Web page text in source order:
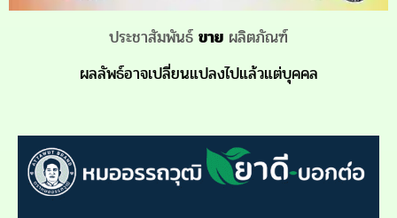
ประชาสัมพันธ์ ขาย ผลิตภัณฑ์
ผลลัพธ์อาจเปลี่ยนแปลงไปแล้วแต่บุคคล